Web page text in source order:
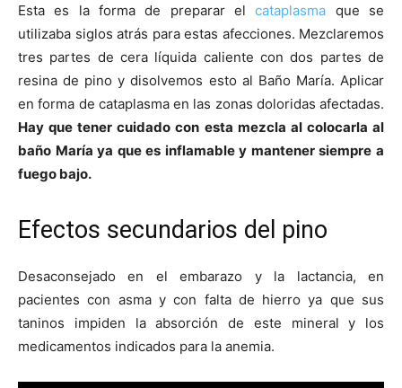
Esta es la forma de preparar elcataplasma que se
utilizaba siglos atrás para estas afecciones. Mezclaremos
tres partes de cera líquida caliente con dos partes de
resina de pino y disolvemos esto al Baño María. Aplicar
en forma de cataplasma en las zonas doloridas afectadas.
Hay que tener cuidado con esta mezcla al colocarla al
baño María ya que es inflamable y mantener siempre a
fuego bajo.
Efectos secundarios del pino
Desaconsejado en el embarazo y la lactancia, en
pacientes con asma y con falta de hierro ya que sus
taninos impiden la absorción de este mineral y los
medicamentos indicados para la anemia.